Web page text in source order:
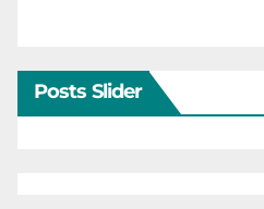
Posts Slider